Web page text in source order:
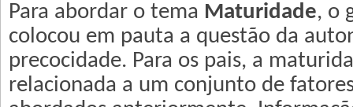
Para abordar o tema Maturidade, o
colocou em pauta a questão da
precocidade. Para os pais, a
relacionada a um conjunto de